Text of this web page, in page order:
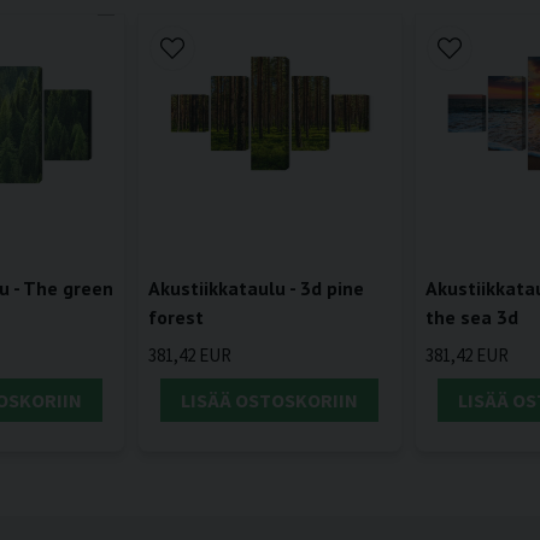
- The green
Akustiikkataulu - 3d pine
forest
381,42 EUR
LISÄÄ OSTOSKORIIN
the sea 3d
381,42 EUR
LISÄÄ